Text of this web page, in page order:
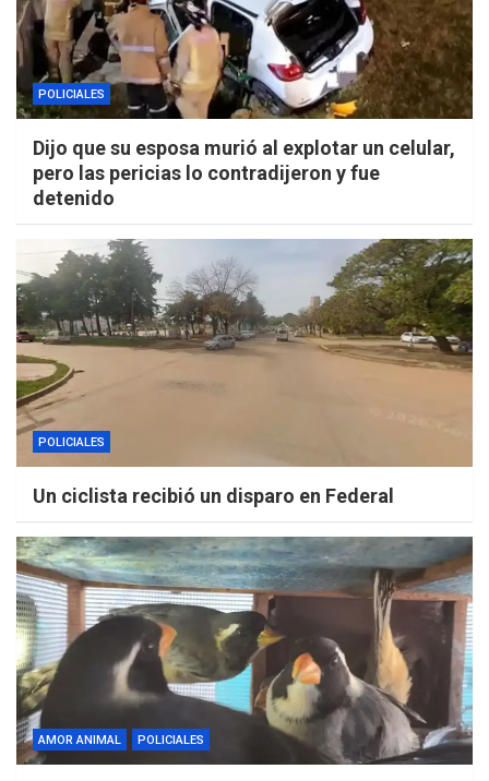
POLICIALES
Dijo que su esposa murió al explotar un celular,
pero las pericias lo contradijeron y fue
detenido
POLICIALES
Un ciclista recibió un disparo en Federal
AMOR ANIMAL POLICIALES